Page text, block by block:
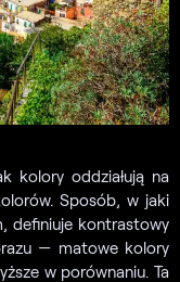
kolory oddziałują na
Sposób, w jaki
definiuje kontrastowy
— matowe kolory
w porównaniu. Ta